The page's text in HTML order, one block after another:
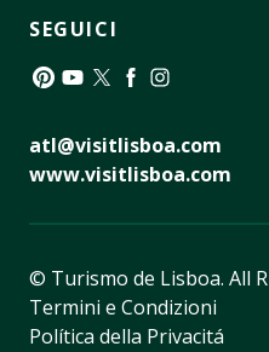
SEGUICI
atl@visitlisboa.com
www.visitlisboa.com
© Turismo de Lisboa. All
Termini e Condizioni
Política della Privacitá